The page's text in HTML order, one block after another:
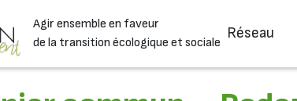
Agir ensemble en faveur
de la transition écologique et sociale
Réseau